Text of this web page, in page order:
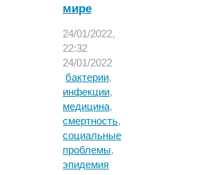
мире
24/01/2022,
22:32
24/01/2022
бактерии,
инфекции,
медицина,
смертность,
социальные
проблемы,
эпидемия